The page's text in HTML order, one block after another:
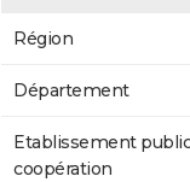
Région
Département
Etablissement
coopération